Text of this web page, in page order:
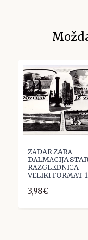
ZADAR ZARA
DALMACIJA
RAZGLEDNICA
VELIKI FORMAT
3,98€